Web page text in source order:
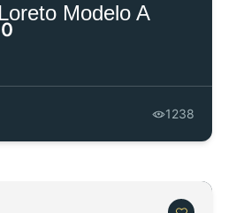
Modelo A
1238